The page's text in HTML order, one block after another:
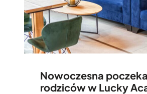
Nowoczesna
rodziców w Lucky